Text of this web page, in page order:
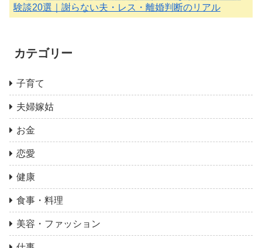
験談20選｜謝らない夫・レス・離婚判断のリアル
カテゴリー
子育て
夫婦嫁姑
お金
恋愛
健康
食事・料理
美容・ファッション